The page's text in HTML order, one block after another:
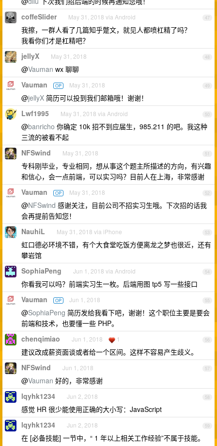
47
coffeSlider May 31, 2018 via Android
我擦，一群人看了几篇知乎蹩文，就见人都喷杠精了吗？
我看你们才是杠精吧？
48
jellyX May 31, 2018
@Vauman wx 聊聊
49
Vauman OP May 31, 2018
@jellyX 简历可以投到我们邮箱哦！谢谢！
50
Lwf1995 May 31, 2018 via Android
@banricho 你确定 10k 招不到应届生，985.211 的吧。我这种
三流的被看不起
51
NFSwind May 31, 2018
专科刚毕业，专业相同，想从事这个题主所描述的方向，有兴趣
和信心，会一点前端，可以实习吗？目前人在上海，非常感谢
52
Vauman OP May 31, 2018
@NFSwind 感谢关注，目前公司不招实习生哦。下次招的话我
会再提前告知您！
53
NauhiL May 31, 2018 via iPhone
虹口德必环境不错，有个大食堂吃饭方便离龙之梦也很近，还有
攀岩馆
54
SophiaPeng Jun 1, 2018 via Android
你看我可以吗？前端实习生一枚。后端用图 tp5 写一些接口
55
Vauman OP Jun 1, 2018
@SophiaPeng 简历发给我看下吧，谢谢！这个职位主要是要会
前端和技术，也要懂一些 PHP。
56
chenqimiao Jun 1, 2018 1
建议改成薪资面谈或者给一个区间。这样不容易产生歧义。
57
NFSwind Jun 1, 2018
@Vauman 好的，非常感谢
58
lqyhk1234 Jun 2, 2018
感觉 HR 很少能使用正确的大小写：JavaScript
59
lqyhk1234 Jun 2, 2018
在 [必备技能] 一节中，“ 1 年以上相关工作经验”不属于技能。